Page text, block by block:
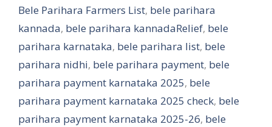
Bele Parihara Farmers List, bele parihara
kannada, bele parihara kannadaRelief, bele
parihara karnataka, bele parihara list, bele
parihara nidhi, bele parihara payment, bele
parihara payment karnataka 2025, bele
parihara payment karnataka 2025 check, bele
parihara payment karnataka 2025-26, bele